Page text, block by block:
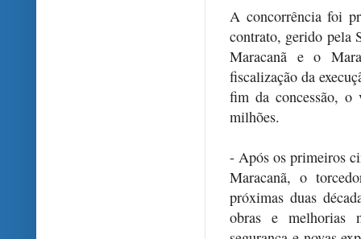
A concorrência foi
contrato, gerido pela
Maracanã e o
fiscalização da
fim da concessão, o
milhões.
- Após os primeiros
Maracanã, o
próximas duas
obras e melhorias